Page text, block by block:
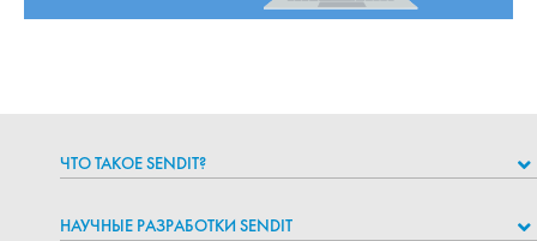
ЧТО ТАКОЕ SENDIT?
НАУЧНЫЕ РАЗРАБОТКИ SENDIT